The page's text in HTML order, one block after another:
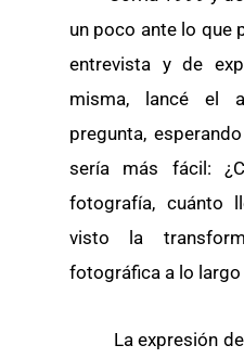
un poco ante lo que
entrevista y de
misma, lancé el
pregunta,
sería más fácil:
fotografía, cuánto
visto la
fotográfica a lo
La expresión de